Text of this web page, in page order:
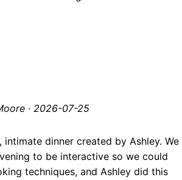
· 2026-07-25
intimate dinner created by Ashley. We
to be interactive so we could
techniques, and Ashley did this